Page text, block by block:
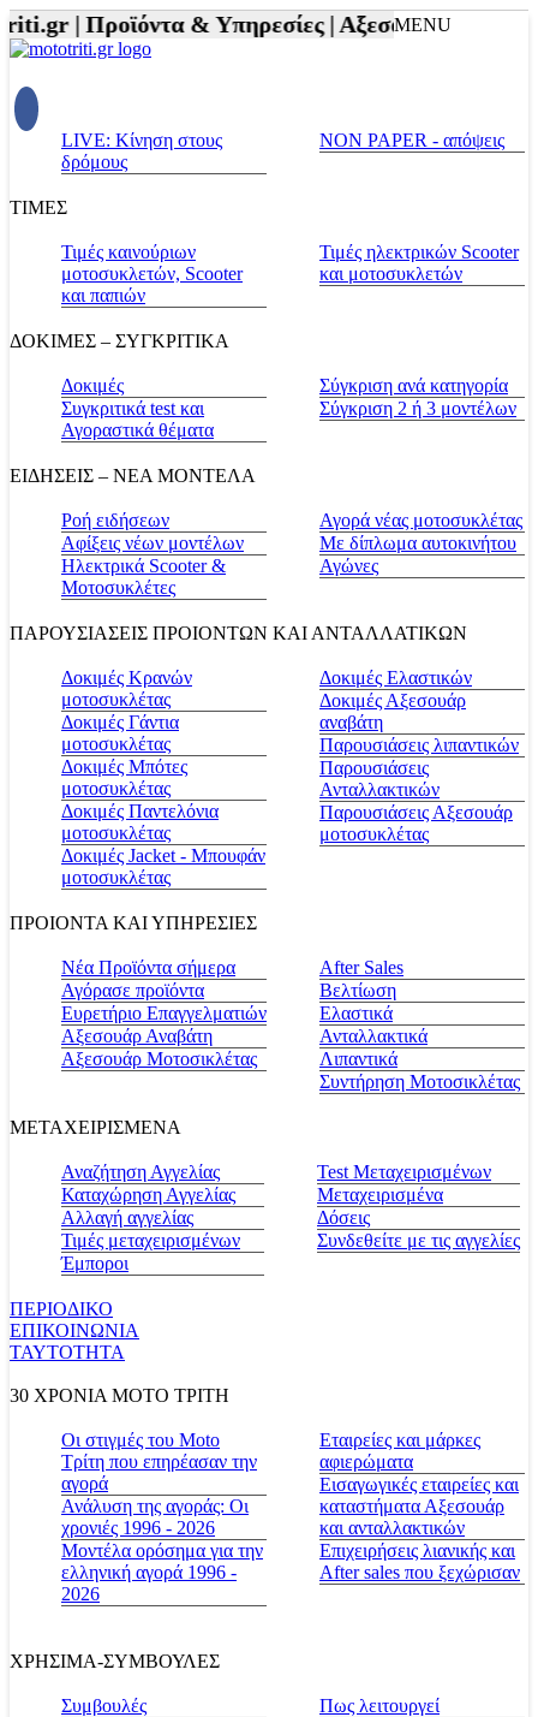
| Προϊόντα & Υπηρεσίες |Αξεσουάρ Αναβάτη
MENU
LIVE: Κίνηση στους
δρόμους
NON PAPER - απόψεις
ΤΙΜΕΣ
Τιμές καινούριων
μοτοσυκλετών, Scooter
και παπιών
Τιμές ηλεκτρικών Scooter
και μοτοσυκλετών
ΔΟΚΙΜΕΣ – ΣΥΓΚΡΙΤΙΚΑ
Δοκιμές
Συγκριτικά test και
Αγοραστικά θέματα
Σύγκριση ανά κατηγορία
Σύγκριση 2 ή 3 μοντέλων
ΕΙΔΗΣΕΙΣ – ΝΕΑ ΜΟΝΤΕΛΑ
Ροή ειδήσεων
Αφίξεις νέων μοντέλων
Ηλεκτρικά Scooter &
Μοτοσυκλέτες
Αγορά νέας μοτοσυκλέτας
Με δίπλωμα αυτοκινήτου
Αγώνες
ΠΑΡΟΥΣΙΑΣΕΙΣ ΠΡΟΙΟΝΤΩΝ ΚΑΙ ΑΝΤΑΛΛΑΤΙΚΩΝ
Δοκιμές Κρανών
μοτοσυκλέτας
Δοκιμές Γάντια
μοτοσυκλέτας
Δοκιμές Μπότες
μοτοσυκλέτας
Δοκιμές Παντελόνια
μοτοσυκλέτας
Δοκιμές Jacket - Μπουφάν
μοτοσυκλέτας
Δοκιμές Ελαστικών
Δοκιμές Αξεσουάρ
αναβάτη
Παρουσιάσεις λιπαντικών
Παρουσιάσεις
Ανταλλακτικών
Παρουσιάσεις Αξεσουάρ
μοτοσυκλέτας
ΠΡΟΙΟΝΤΑ ΚΑΙ ΥΠΗΡΕΣΙΕΣ
Νέα Προϊόντα σήμερα
Αγόρασε προϊόντα
Ευρετήριο Επαγγελματιών
Αξεσουάρ Αναβάτη
Αξεσουάρ Μοτοσικλέτας
Αfter Sales
Βελτίωση
Ελαστικά
Ανταλλακτικά
Λιπαντικά
Συντήρηση Μοτοσικλέτας
ΜΕΤΑΧΕΙΡΙΣΜΕΝΑ
Αναζήτηση Αγγελίας
Καταχώρηση Αγγελίας
Αλλαγή αγγελίας
Τιμές μεταχειρισμένων
Έμποροι
Test Μεταχειρισμένων
Μεταχειρισμένα
Δόσεις
Συνδεθείτε με τις αγγελίες
ΠΕΡΙΟΔΙΚΟ
ΕΠΙΚΟΙΝΩΝΙΑ
ΤΑΥΤΟΤΗΤΑ
30 ΧΡΟΝΙΑ MOTO ΤΡΙΤΗ
Οι στιγμές του Moto
Τρίτη που επηρέασαν την
αγορά
Ανάλυση της αγοράς: Οι
χρονιές 1996 - 2026
Μοντέλα ορόσημα για την
ελληνική αγορά 1996 -
2026
Εταιρείες και μάρκες
αφιερώματα
Εισαγωγικές εταιρείες και
καταστήματα Αξεσουάρ
και ανταλλακτικών
Επιχειρήσεις λιανικής και
After sales που ξεχώρισαν
ΧΡΗΣΙΜΑ-ΣΥΜΒΟΥΛΕΣ
Συμβουλές
Πως λειτουργεί